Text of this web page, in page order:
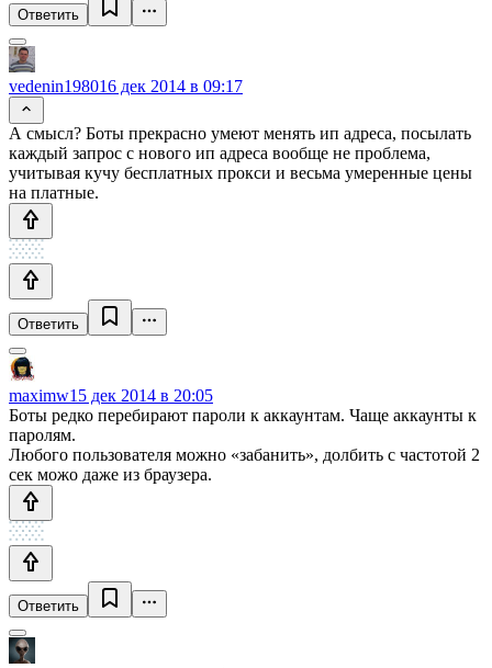
Ответить
vedenin198016 дек 2014 в 09:17
А смысл? Боты прекрасно умеют менять ип адреса, посылать
каждый запрос с нового ип адреса вообще не проблема,
учитывая кучу бесплатных прокси и весьма умеренные цены
на платные.
Ответить
maximw15 дек 2014 в 20:05
Боты редко перебирают пароли к аккаунтам. Чаще аккаунты к
паролям.
Любого пользователя можно «забанить», долбить с частотой 2
сек можо даже из браузера.
Ответить